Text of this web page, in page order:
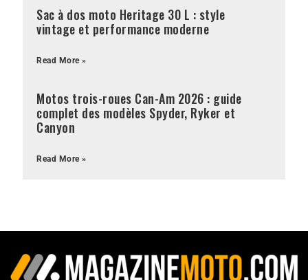
Sac à dos moto Heritage 30 L : style
vintage et performance moderne
Read More »
Motos trois-roues Can-Am 2026 : guide
complet des modèles Spyder, Ryker et
Canyon
Read More »